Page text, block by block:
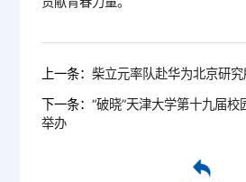
上一条：柴立元率队赴华为北京研
下一条：“破晓”天津大学第十九届
举办